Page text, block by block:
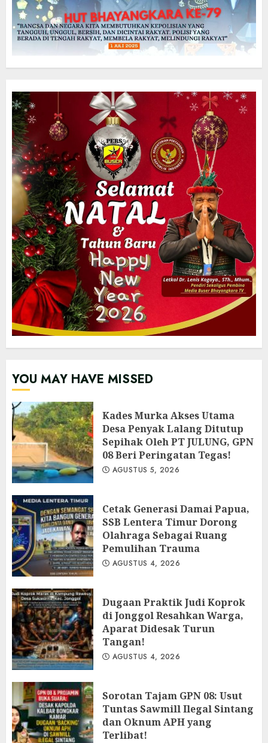
YOU MAY HAVE MISSED
Kades Murka Akses Utama
Desa Penyak Lalang Ditutup
Sepihak Oleh PT JULUNG, GPN
08 Beri Peringatan Tegas!
AGUSTUS 5, 2026
Cetak Generasi Damai Papua,
SSB Lentera Timur Dorong
Olahraga Sebagai Ruang
Pemulihan Trauma
AGUSTUS 4, 2026
Dugaan Praktik Judi Koprok
di Jonggol Resahkan Warga,
Aparat Didesak Turun
Tangan!
AGUSTUS 4, 2026
‎Sorotan Tajam GPN 08: Usut
Tuntas Sawmill Ilegal Sintang
dan Oknum APH yang
Terlibat!